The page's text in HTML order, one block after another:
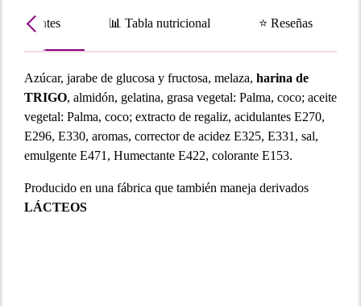
📊 Tabla nutricional ⭐ Reseñas
Azúcar, jarabe de glucosa y fructosa, melaza, harina de
TRIGO, almidón, gelatina, grasa vegetal: Palma, coco; aceite
vegetal: Palma, coco; extracto de regaliz, acidulantes E270,
E296, E330, aromas, corrector de acidez E325, E331, sal,
emulgente E471, Humectante E422, colorante E153.
Producido en una fábrica que también maneja derivados
LÁCTEOS